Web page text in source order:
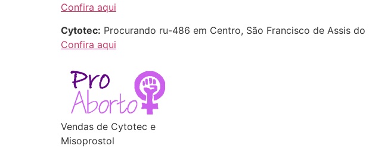
Confira aqui
Cytotec: Procurando ru-486 em Centro, São Francisco de Assis
Confira aqui
Vendas de Cytotec e
Misoprostol